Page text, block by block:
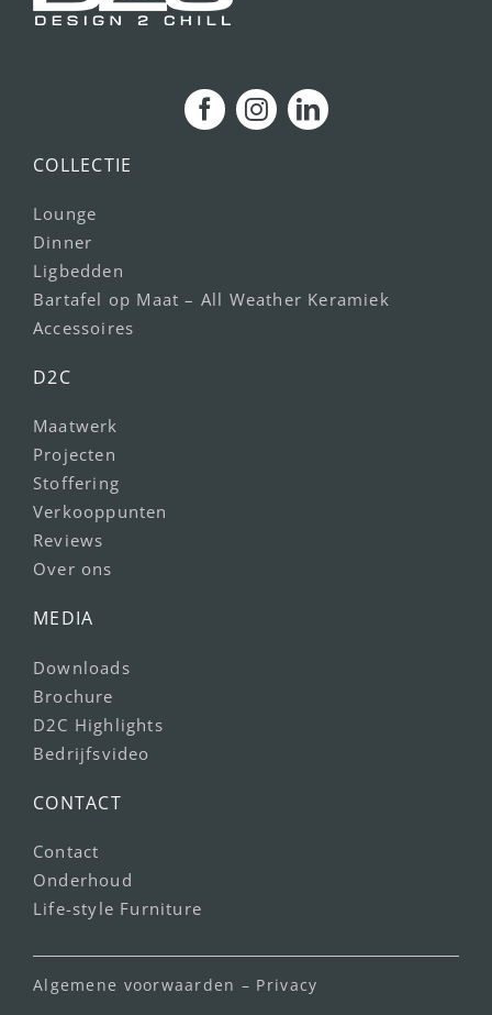
COLLECTIE
Lounge
Dinner
Ligbedden
Bartafel op Maat – All Weather Keramiek
Accessoires
D2C
Maatwerk
Projecten
Stoffering
Verkooppunten
Reviews
Over ons
MEDIA
Downloads
Brochure
D2C Highlights
Bedrijfsvideo
CONTACT
Contact
Onderhoud
Life-style Furniture
Algemene voorwaarden – Privacy